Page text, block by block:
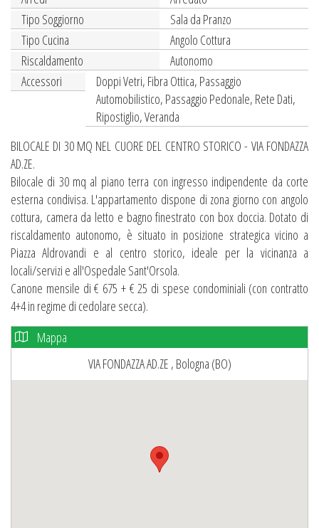
Tipo Soggiorno
Sala da Pranzo
Tipo Cucina
Angolo Cottura
Riscaldamento
Autonomo
Accessori
Doppi Vetri, Fibra Ottica, Passaggio
Automobilistico, Passaggio Pedonale, Rete Dati,
Ripostiglio, Veranda
BILOCALE DI 30 MQ NEL CUORE DEL CENTRO STORICO - VIA FONDAZZA
AD.ZE.
Bilocale di 30 mq al piano terra con ingresso indipendente da corte
esterna condivisa. L'appartamento dispone di zona giorno con angolo
cottura, camera da letto e bagno finestrato con box doccia. Dotato di
riscaldamento autonomo, è situato in posizione strategica vicino a
Piazza Aldrovandi e al centro storico, ideale per la vicinanza a
locali/servizi e all'Ospedale Sant'Orsola.
Canone mensile di € 675 + € 25 di spese condominiali (con contratto
4+4 in regime di cedolare secca).
Mappa
VIA FONDAZZA AD.ZE , Bologna (BO)